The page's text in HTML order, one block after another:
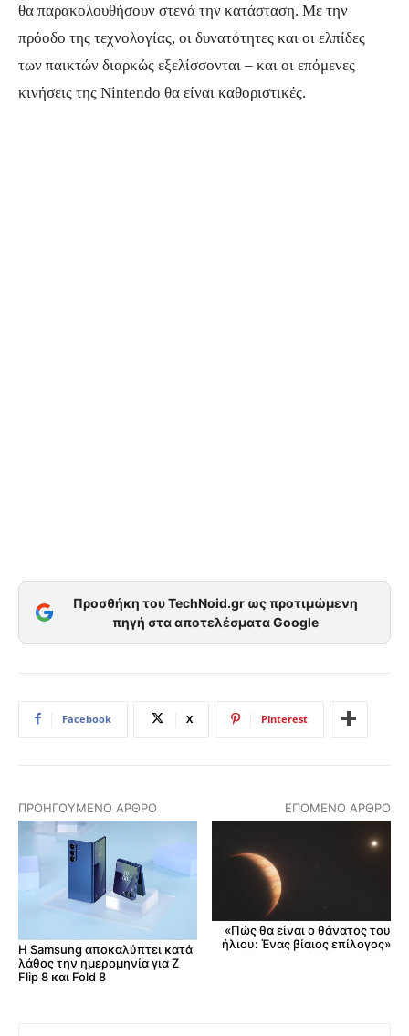
θα παρακολουθήσουν στενά την κατάσταση. Με την
πρόοδο της τεχνολογίας, οι δυνατότητες και οι ελπίδες
των παικτών διαρκώς εξελίσσονται – και οι επόμενες
κινήσεις της Nintendo θα είναι καθοριστικές.
Προσθήκη του TechNoid.gr ως προτιμώμενη
πηγή στα αποτελέσματα Google
Facebook X Pinterest
ΠΡΟΗΓΟΎΜΕΝΟ ΆΡΘΡΟ
Η Samsung αποκαλύπτει κατά
λάθος την ημερομηνία για Z
Flip 8 και Fold 8
ΕΠΌΜΕΝΟ ΆΡΘΡΟ
«Πώς θα είναι ο θάνατος του
ήλιου: Ένας βίαιος επίλογος»